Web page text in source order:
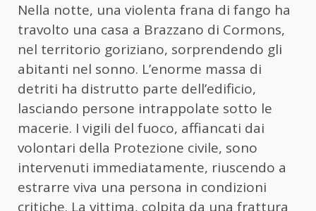
Nella notte, una violenta frana di fango ha
travolto una casa a Brazzano di Cormons,
nel territorio goriziano, sorprendendo gli
abitanti nel sonno. L’enorme massa di
detriti ha distrutto parte dell’edificio,
lasciando persone intrappolate sotto le
macerie. I vigili del fuoco, affiancati dai
volontari della Protezione civile, sono
intervenuti immediatamente, riuscendo a
estrarre viva una persona in condizioni
critiche. La vittima, colpita da una frattura